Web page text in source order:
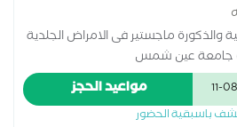
والذكورة ماجستير فى الامراض الجلدية
جامعة عين شمس
مواعيد الحجز
باسبقية الحضور